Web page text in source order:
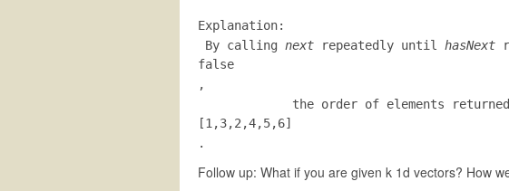
Explanation:
By calling next repeatedly until hasNext
false
,
the order of elements returned
[1,3,2,4,5,6]
.
Follow up: What if you are given k 1d vectors? How